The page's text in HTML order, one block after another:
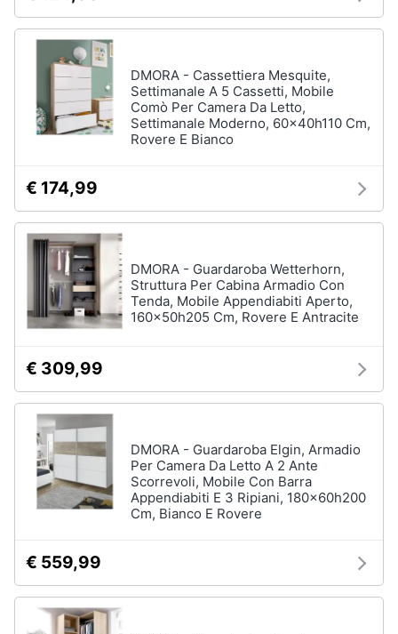
Mobili
lavanderia
Armadio
portascope
tutti
DMORA - Cassettiera Mesquite,
Settimanale A 5 Cassetti, Mobile
Comò Per Camera Da Letto,
Settimanale Moderno, 60x40h110 Cm,
Rovere E Bianco
€ 174,99
DMORA - Guardaroba Wetterhorn,
Struttura Per Cabina Armadio Con
Tenda, Mobile Appendiabiti Aperto,
160x50h205 Cm, Rovere E Antracite
€ 309,99
DMORA - Guardaroba Elgin, Armadio
Per Camera Da Letto A 2 Ante
Scorrevoli, Mobile Con Barra
Appendiabiti E 3 Ripiani, 180x60h200
Cm, Bianco E Rovere
€ 559,99